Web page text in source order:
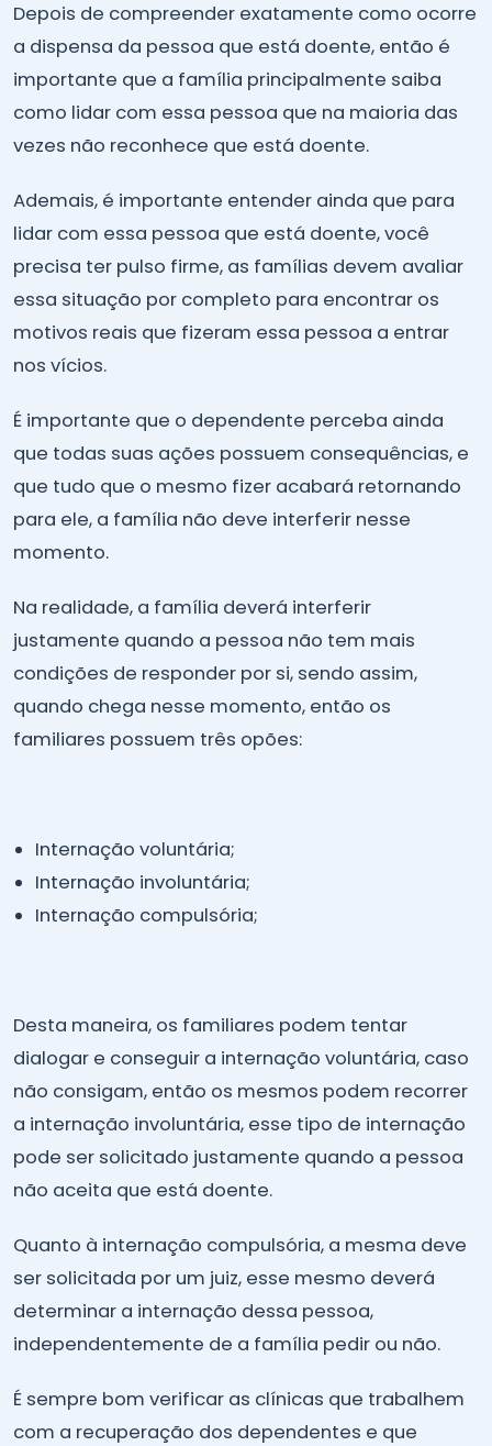
Depois de compreender exatamente como ocorre
a dispensa da pessoa que está doente, então é
importante que a família principalmente saiba
como lidar com essa pessoa que na maioria das
vezes não reconhece que está doente.
Ademais, é importante entender ainda que para
lidar com essa pessoa que está doente, você
precisa ter pulso firme, as famílias devem avaliar
essa situação por completo para encontrar os
motivos reais que fizeram essa pessoa a entrar
nos vícios.
É importante que o dependente perceba ainda
que todas suas ações possuem consequências, e
que tudo que o mesmo fizer acabará retornando
para ele, a família não deve interferir nesse
momento.
Na realidade, a família deverá interferir
justamente quando a pessoa não tem mais
condições de responder por si, sendo assim,
quando chega nesse momento, então os
familiares possuem três opões:
Internação voluntária;
Internação involuntária;
Internação compulsória;
Desta maneira, os familiares podem tentar
dialogar e conseguir a internação voluntária, caso
não consigam, então os mesmos podem recorrer
a internação involuntária, esse tipo de internação
pode ser solicitado justamente quando a pessoa
não aceita que está doente.
Quanto à internação compulsória, a mesma deve
ser solicitada por um juiz, esse mesmo deverá
determinar a internação dessa pessoa,
independentemente de a família pedir ou não.
É sempre bom verificar as clínicas que trabalhem
com a recuperação dos dependentes e que